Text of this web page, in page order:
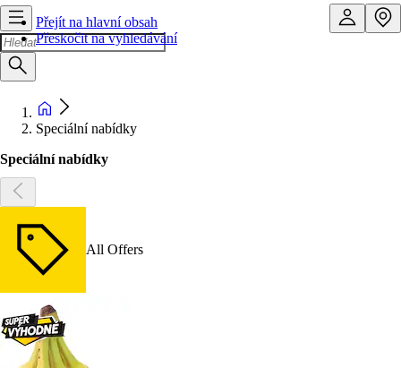
Přejít na hlavní obsah
Přeskočit na vyhledávání
Speciální nabídky
Speciální nabídky
All Offers